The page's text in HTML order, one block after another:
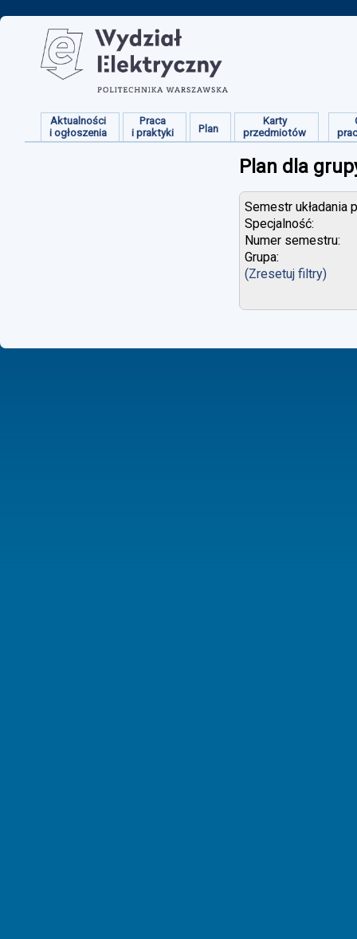
Aktualności
i ogłoszenia
Praca
i praktyki
Plan
Karty
przedmiotów
Plan dla
Semestr układania
Specjalność:
Numer semestru:
Grupa:
(Zresetuj filtry)